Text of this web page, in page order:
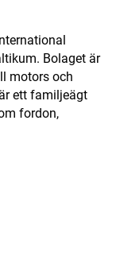
Bolaget är
motors och
ett familjeägt
fordon,